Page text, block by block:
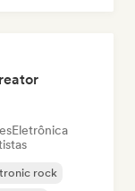
Eletrônica
rock